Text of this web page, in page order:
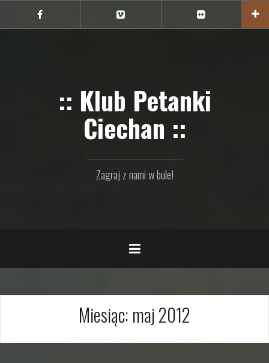
treści
Ciechan
na
na
na
:: Klub Petanki
Ciechan ::
Zagraj z nami w bule!
Miesiąc: maj 2012